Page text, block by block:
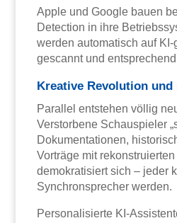
Apple und Google bauen
Detection in ihre
werden automatisch auf
gescannt und
Kreative Revolution und
Parallel entstehen völlig
Verstorbene Schauspieler
Dokumentationen,
Vorträge mit
demokratisiert sich – jeder
Synchronsprecher werden.
Personalisierte KI-